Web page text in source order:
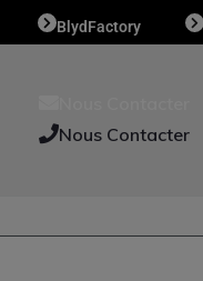
BlydFactory
Nous Contacter